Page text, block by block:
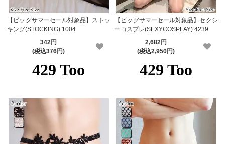
【ビッグサマーセール対象品】ストッ
キング(STOCKING) 1004
342円
(税込376円)
【ビッグサマーセール対象品】セクシ
ーコスプレ(SEXYCOSPLAY) 4239
2,682円
(税込2,950円)